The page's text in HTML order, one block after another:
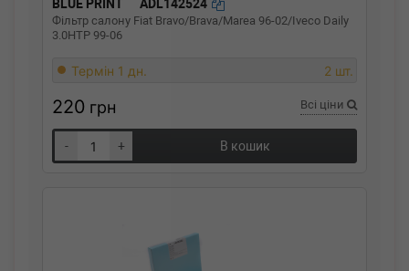
BLUE PRINT ADL142524
Фільтр салону Fiat Bravo/Brava/Marea 96-02/Iveco Daily
3.0HTP 99-06
Термін 1 дн. 2 шт.
220 грн Всі ціни
- + В кошик